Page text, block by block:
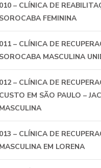
010 – CLÍNICA DE
SOROCABA FEMININA
011 – CLÍNICA DE
SOROCABA MASCULINA
012 – CLÍNICA DE
CUSTO EM SÃO PAULO –
MASCULINA
013 – CLÍNICA DE
MASCULINA EM LORENA